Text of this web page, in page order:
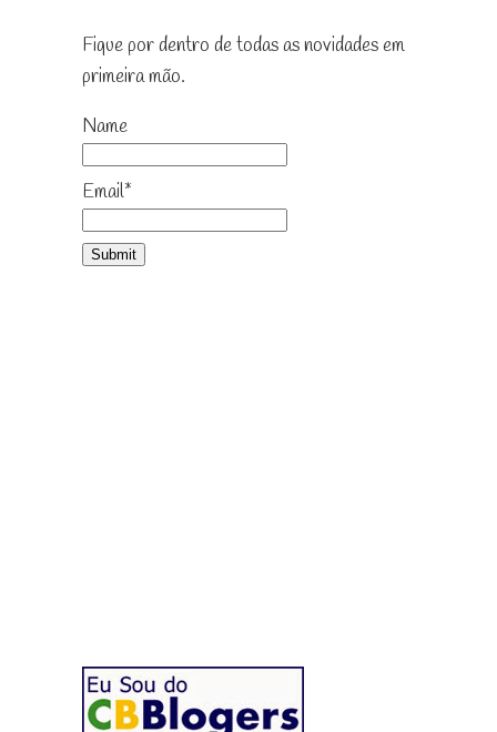
Fique por dentro de todas as novidades em
primeira mão.
Name
Email*